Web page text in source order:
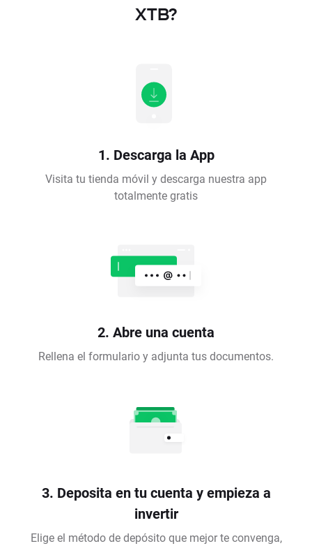
XTB?
1. Descarga la App
Visita tu tienda móvil y descarga nuestra app
totalmente gratis
2. Abre una cuenta
Rellena el formulario y adjunta tus documentos.
3. Deposita en tu cuenta y empieza a
invertir
Elige el método de depósito que mejor te convenga,